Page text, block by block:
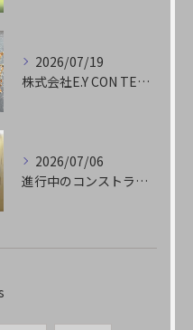
2026/07/19
株式会社E.Y CON TECHです
2026/07/06
進行中のコンストラクション✨🏗️